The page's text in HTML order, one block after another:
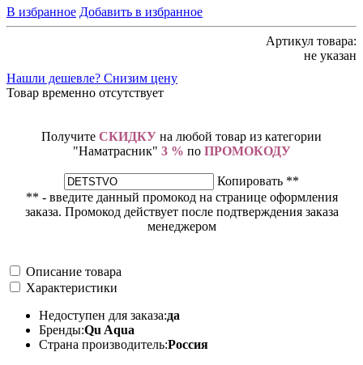
В избранное Добавить в избранное
Артикул товара:
не указан
Нашли дешевле? Снизим цену
Товар временно отсутствует
Получите СКИДКУ на любой товар из категории
"Наматрасник" 3 % по ПРОМОКОДУ
Копировать **
** - введите данный промокод на странице оформления
заказа. Промокод действует после подтверждения заказа
менеджером
Описание товара
Характеристики
Недоступен для заказа:да
Бренды:Qu Aqua
Страна производитель:Россия